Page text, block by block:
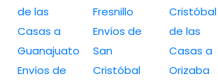
de las
Casas a
Guanajuato
Envíos de
Fresnillo
Envíos de
San
Cristóbal
Cristóbal
de las
Casas a
Orizaba